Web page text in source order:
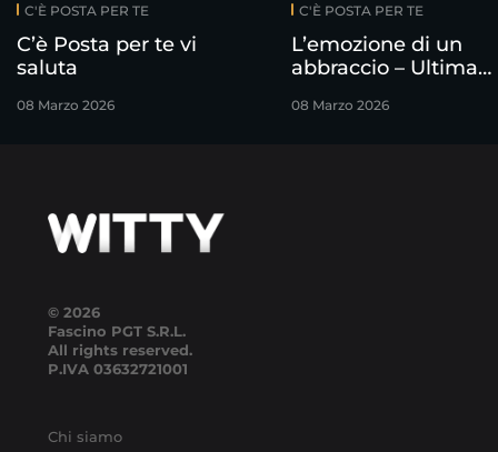
C'È POSTA PER TE
C’è Posta per te vi
saluta
08 Marzo 2026
C'È POSTA PER TE
L’emozione di un
abbraccio – Ultima
08 Marzo 2026
© 2026
Fascino PGT S.R.L.
All rights reserved.
P.IVA 03632721001
Chi siamo